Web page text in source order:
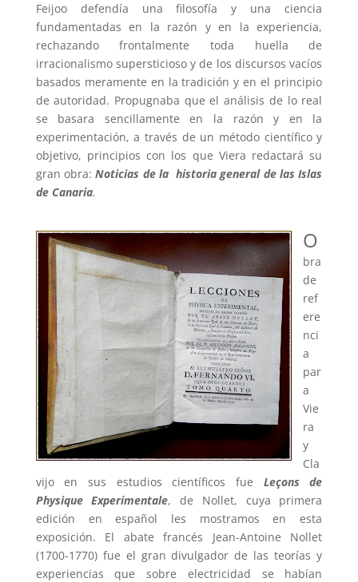
Feijoo defendía una filosofía y una ciencia
fundamentadas en la razón y en la experiencia,
rechazando frontalmente toda huella de
irracionalismo supersticioso y de los discursos vacíos
basados meramente en la tradición y en el principio
de autoridad. Propugnaba que el análisis de lo real
se basara sencillamente en la razón y en la
experimentación, a través de un método científico y
objetivo, principios con los que Viera redactará su
gran obra:Noticias de la historia general de las Islas
de Canaria.
O
bra
de
ref
ere
nci
a
par
a
Vie
ra
y
Cla
vijo en sus estudios científicos fue Leçons de
Physique Experimentale, de Nollet, cuya primera
edición en español les mostramos en esta
exposición. El abate francés Jean-Antoine Nollet
(1700-1770) fue el gran divulgador de las teorías y
experiencias que sobre electricidad se habían